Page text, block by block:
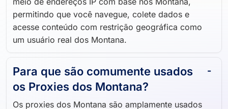
permitindo que você navegue, colete dados e
acesse conteúdo com restrição geográfica como
um usuário real dos Montana.
Para que são comumente usados ​​
os Proxies dos Montana?
Os proxies dos Montana são amplamente usados ​​